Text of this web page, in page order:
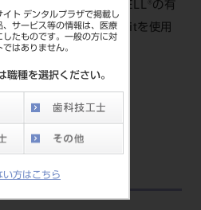
ト デンタルプラザで掲載し
、サービス等の情報は、医療
したものです。一般の方に対
はありません。
職種を選択ください。
い方はこちら
における超親水性INICELL®の有
とTM Sinus Lift Kitを使用